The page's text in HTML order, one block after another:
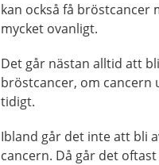
kan också få bröstcancer
mycket ovanligt.
Det går nästan alltid att
bröstcancer, om cancern
tidigt.
Ibland går det inte att bli
cancern. Då går det